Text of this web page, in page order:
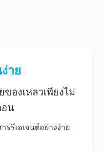
าย
องเหลวเพียงไม่
น
รรีเอเจนต์อย่างง่าย